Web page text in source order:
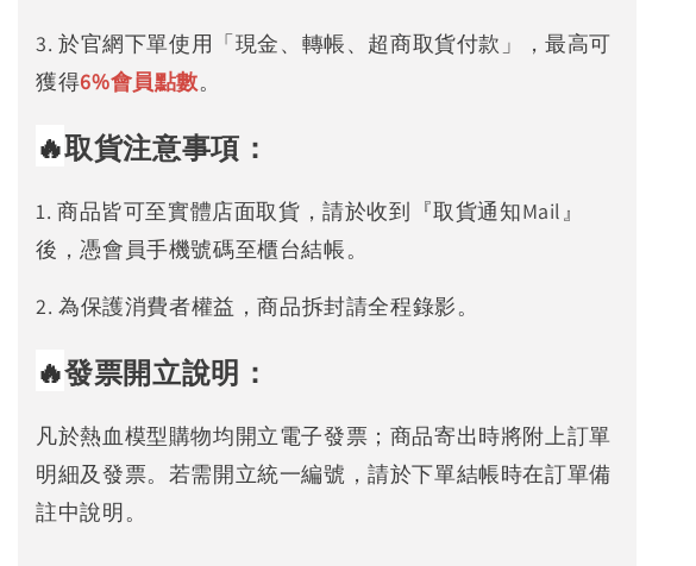
3. 於官網下單使用「現金、轉帳、超商取貨付款」，最高可
獲得6%會員點數。
🔥取貨注意事項：
1. 商品皆可至實體店面取貨，請於收到『取貨通知Mail』
後，憑會員手機號碼至櫃台結帳。
2. 為保護消費者權益，商品拆封請全程錄影。
🔥發票開立說明：
凡於熱血模型購物均開立電子發票；商品寄出時將附上訂單
明細及發票。若需開立統一編號，請於下單結帳時在訂單備
註中說明。